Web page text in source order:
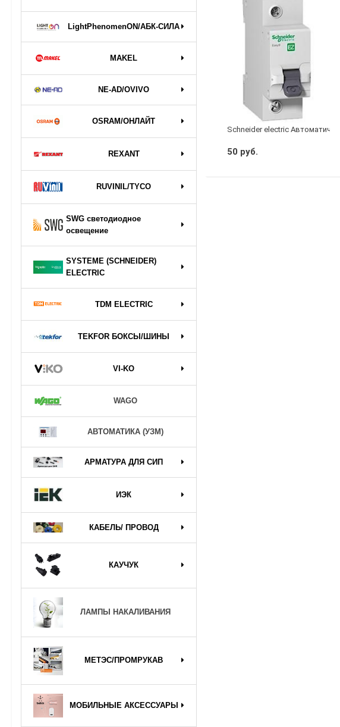
LightPhenomenON/АБК-СИЛА
MAKEL
NE-AD/OVIVO
OSRAM/ОНЛАЙТ
REXANT
RUVINIL/TYCO
SWG светодиодное
освещение
SYSTEME (SCHNEIDER)
ELECTRIC
TDM ELECTRIC
TEKFOR БОКСЫ/ШИНЫ
VI-KO
WAGO
АВТОМАТИКА (УЗМ)
АРМАТУРА ДЛЯ СИП
ИЭК
КАБЕЛЬ/ ПРОВОД
КАУЧУК
ЛАМПЫ НАКАЛИВАНИЯ
МЕТЭС/ПРОМРУКАВ
МОБИЛЬНЫЕ АКСЕССУАРЫ
Schneider electric
50 руб.